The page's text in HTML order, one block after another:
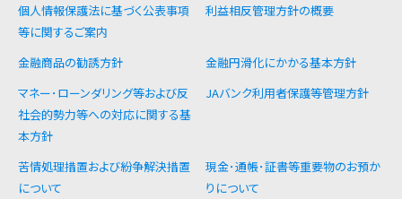
個人情報保護法に基づく公表事項
等に関するご案内
利益相反管理方針の概要
金融商品の勧誘方針
金融円滑化にかかる基本方針
マネー･ローンダリング等および反
社会的勢力等への対応に関する基
本方針
JAバンク利用者保護等管理方針
苦情処理措置および紛争解決措置
について
現金･通帳･証書等重要物のお預か
りについて